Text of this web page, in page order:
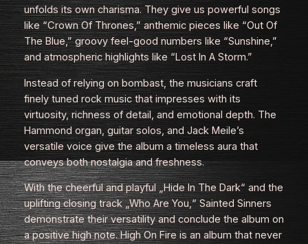
unfolds its own charisma. They give us powerful songs
like “Crown Of Thrones,” anthemic pieces like “Out Of
The Blue,” groovy feel-good numbers like “Sunshine,”
and atmospheric highlights like “Lost In A Storm.”
Instead of relying on bombast, the musicians craft
finely tuned rock music that impresses with its
virtuosity, richness of detail, and emotional depth. The
Hammond organ, guitar solos, and Jack Meile’s
versatile voice give the album a timeless aura that
conveys both nostalgia and freshness.
With the cheerful and playful „Hide In The Dark“ and the
uplifting closing track „Who Are You,“ Sainted Sinners
demonstrate their versatility and conclude the album on
a positive high note. High On Fire is an album that never